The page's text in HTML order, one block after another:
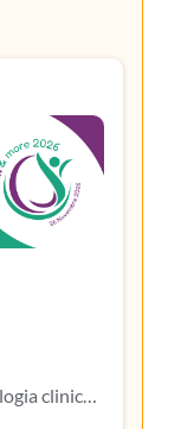
clinica,